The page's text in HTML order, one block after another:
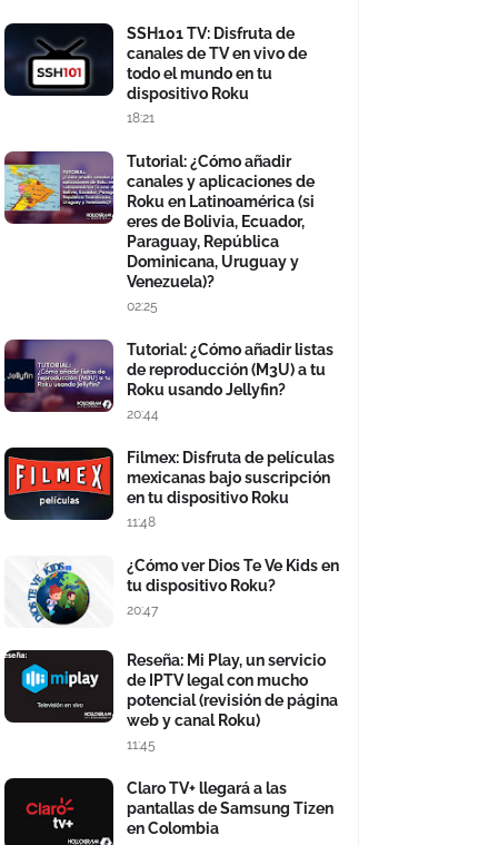
SSH101 TV: Disfruta de
canales de TV en vivo de
todo el mundo en tu
dispositivo Roku
18:21
Tutorial: ¿Cómo añadir
canales y aplicaciones de
Roku en Latinoamérica (si
eres de Bolivia, Ecuador,
Paraguay, República
Dominicana, Uruguay y
Venezuela)?
02:25
Tutorial: ¿Cómo añadir listas
de reproducción (M3U) a tu
Roku usando Jellyfin?
20:44
Filmex: Disfruta de películas
mexicanas bajo suscripción
en tu dispositivo Roku
11:48
¿Cómo ver Dios Te Ve Kids en
tu dispositivo Roku?
20:47
Reseña: Mi Play, un servicio
de IPTV legal con mucho
potencial (revisión de página
web y canal Roku)
11:45
Claro TV+ llegará a las
pantallas de Samsung Tizen
en Colombia